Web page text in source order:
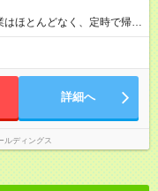
は進捗管理や事務が中心な
れば、自然と区切りをつけ
詳細へ
ルディングス